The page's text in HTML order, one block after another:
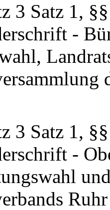
3 Satz 1,
-
3 Satz 1,
-
Ruhr